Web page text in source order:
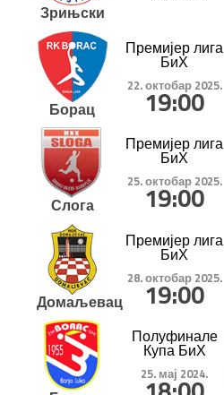
Зрињски
Борац
Премијер лига
БиХ
22. октобар 2025.
19:00
Слога
Премијер лига
БиХ
25. октобар 2025.
19:00
Домаљевац
Премијер лига
БиХ
28. октобар 2025.
19:00
Полуфинале
Купа БиХ
25. мај 2024.